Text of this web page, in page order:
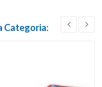
Categoria: